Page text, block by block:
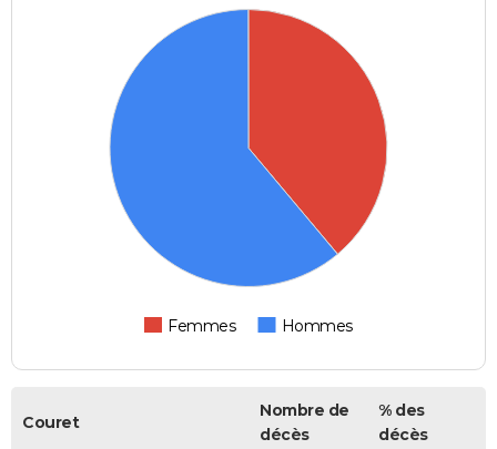
Femmes Hommes
Couret
Nombre de
décès
% des
décès